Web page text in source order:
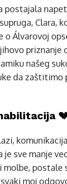
postajala
Clara,
o Álvarovoj
našeg
da zaštitimo
je sve manje
molbe, postale
moj